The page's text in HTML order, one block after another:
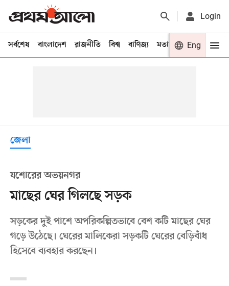
Login
সর্বশেষ বাংলাদেশ রাজনীতি বিশ্ব বাণিজ্য মতামত খেলা
Eng
জেলা
যশোরের অভয়নগর
মাছের ঘের গিলছে সড়ক
সড়কের দুই পাশে অপরিকল্পিতভাবে বেশ কটি মাছের ঘের
গড়ে উঠেছে। ঘেরের মালিকেরা সড়কটি ঘেরের বেড়িবাঁধ
হিসেবে ব্যবহার করছেন।